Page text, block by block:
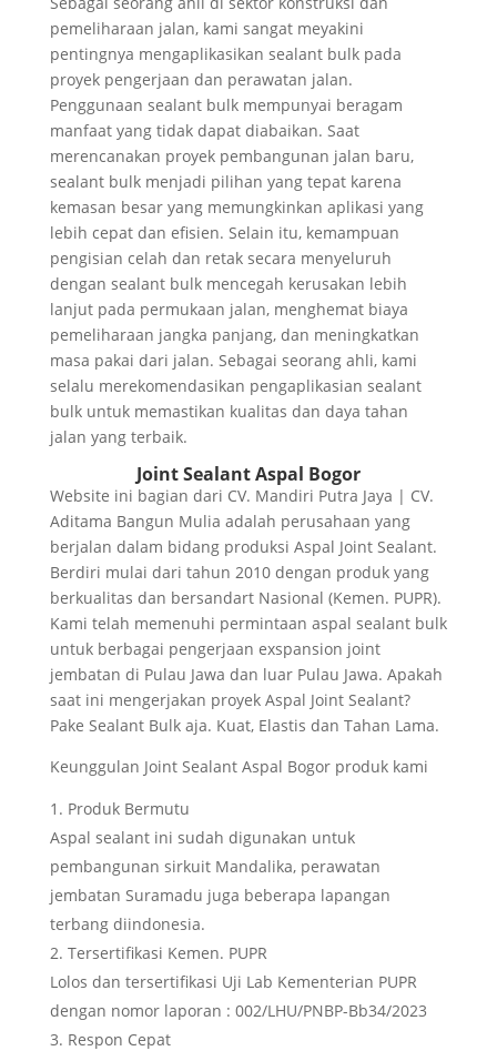
pemeliharaan jalan, kami sangat meyakini
pentingnya mengaplikasikan sealant bulk pada
proyek pengerjaan dan perawatan jalan.
Penggunaan sealant bulk mempunyai beragam
manfaat yang tidak dapat diabaikan. Saat
merencanakan proyek pembangunan jalan baru,
sealant bulk menjadi pilihan yang tepat karena
kemasan besar yang memungkinkan aplikasi yang
lebih cepat dan efisien. Selain itu, kemampuan
pengisian celah dan retak secara menyeluruh
dengan sealant bulk mencegah kerusakan lebih
lanjut pada permukaan jalan, menghemat biaya
pemeliharaan jangka panjang, dan meningkatkan
masa pakai dari jalan. Sebagai seorang ahli, kami
selalu merekomendasikan pengaplikasian sealant
bulk untuk memastikan kualitas dan daya tahan
jalan yang terbaik.
Joint Sealant Aspal Bogor
Website ini bagian dari CV. Mandiri Putra Jaya | CV.
Aditama Bangun Mulia adalah perusahaan yang
berjalan dalam bidang produksi Aspal Joint Sealant.
Berdiri mulai dari tahun 2010 dengan produk yang
berkualitas dan bersandart Nasional (Kemen. PUPR).
Kami telah memenuhi permintaan aspal sealant bulk
untuk berbagai pengerjaan exspansion joint
jembatan di Pulau Jawa dan luar Pulau Jawa. Apakah
saat ini mengerjakan proyek Aspal Joint Sealant?
Pake Sealant Bulk aja. Kuat, Elastis dan Tahan Lama.
Keunggulan Joint Sealant Aspal Bogor produk kami
Produk Bermutu
Aspal sealant ini sudah digunakan untuk
pembangunan sirkuit Mandalika, perawatan
jembatan Suramadu juga beberapa lapangan
terbang diindonesia.
Tersertifikasi Kemen. PUPR
Lolos dan tersertifikasi Uji Lab Kementerian PUPR
dengan nomor laporan : 002/LHU/PNBP-Bb34/2023
Respon Cepat